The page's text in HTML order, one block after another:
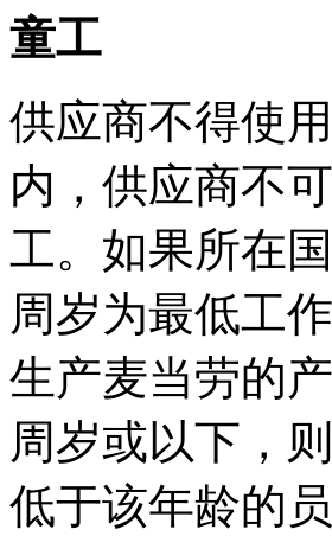
童工
供应商不得使
内，供应商不
工。如果所在
周岁为最低工
生产麦当劳的
周岁或以下，
低于该年龄的